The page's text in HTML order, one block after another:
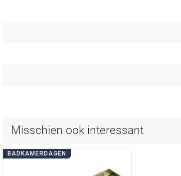
Misschien ook interessant
BADKAMERDAGEN